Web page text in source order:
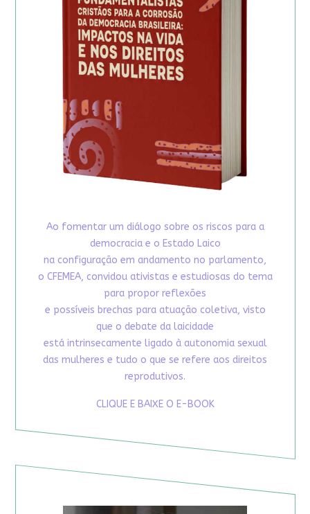
Ao fomentar um diálogo sobre os riscos para a
democracia e o Estado Laico
na configuração em andamento no parlamento,
o CFEMEA, convidou ativistas e estudiosas do tema
para propor reflexões
e possíveis brechas para atuação coletiva, visto
que o debate da laicidade
está intrinsecamente ligado à autonomia sexual
das mulheres e tudo o que se refere aos direitos
reprodutivos.
CLIQUE E BAIXE O E-BOOK